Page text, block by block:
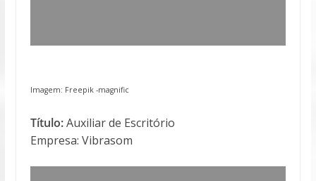
Imagem: Freepik -magnific
Título:Auxiliar de Escritório
Empresa: Vibrasom